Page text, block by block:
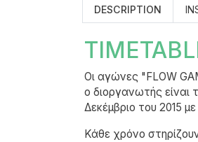
DESCRIPTION
Οι αγώνες "FLOW
ο διοργανωτής
Δεκέμβριο του 2015
Κάθε χρόνο